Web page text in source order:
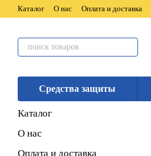
Перейти к основному контенту
Каталог О нас Оплата и доставка
Средства защиты
Каталог
О нас
Оплата и доставка